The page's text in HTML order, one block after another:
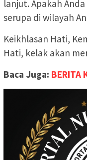
lanjut. Apakah
serupa di wilayah
Keikhlasan Hati,
Hati, kelak akan
Baca Juga: BERITA